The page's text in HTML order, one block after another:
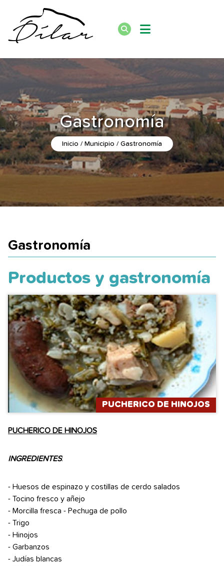
Gastronomía
Inicio Municipio Gastronomía
Gastronomía
Productos y gastronomía
PUCHERICO DE HINOJOS
PUCHERICO DE HINOJOS
INGREDIENTES:
- Huesos de espinazo y costillas de cerdo salados
- Tocino fresco y añejo
- Morcilla fresca - Pechuga de pollo
- Trigo
- Hinojos
- Garbanzos
- Judías blancas